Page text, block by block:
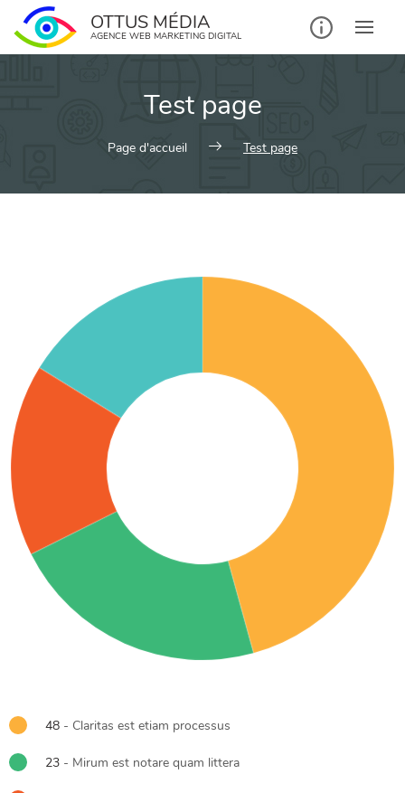
OTTUS MÉDIA
AGENCE WEB MARKETING DIGITAL
Test page
Page d'accueil Test page
48 - Claritas est etiam processus
23 - Mirum est notare quam littera